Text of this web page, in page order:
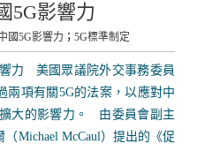
5G影響力
國5G影響力 ； 5G標準制定
力 美國眾議院外交事務委員
兩項有關5G的法案，以應對中
大的影響力。 由委員會副主
Michael McCaul）提出的《促